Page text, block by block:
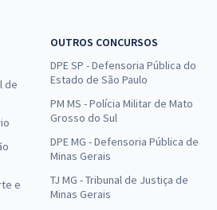
de
e
OUTROS CONCURSOS
DPE SP - Defensoria Pública do
Estado de São Paulo
PM MS - Polícia Militar de Mato
Grosso do Sul
DPE MG - Defensoria Pública de
Minas Gerais
TJ MG - Tribunal de Justiça de
Minas Gerais